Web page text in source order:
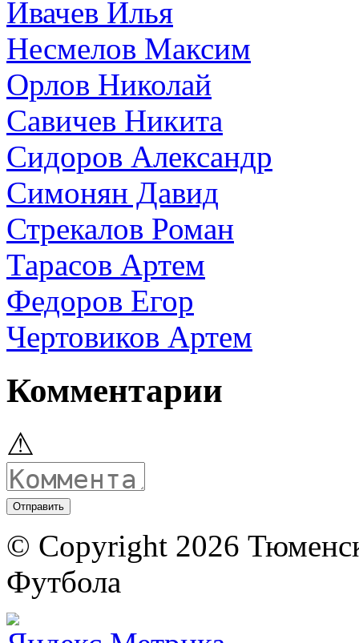
Ивачев Илья
Несмелов Максим
Орлов Николай
Савичев Никита
Сидоров Александр
Симонян Давид
Стрекалов Роман
Тарасов Артем
Федоров Егор
Чертовиков Артем
Комментарии
⚠
© Copyright 2026
Футбола